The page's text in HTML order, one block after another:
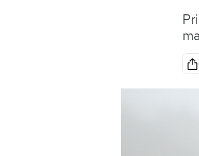
Consumismi
Storie/Idee
Ok Boomer!
Media